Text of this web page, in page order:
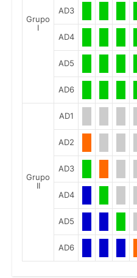
Grupo
I
AD3
AD4
AD5
AD6
Grupo
II
AD1
AD2
AD3
AD4
AD5
AD6